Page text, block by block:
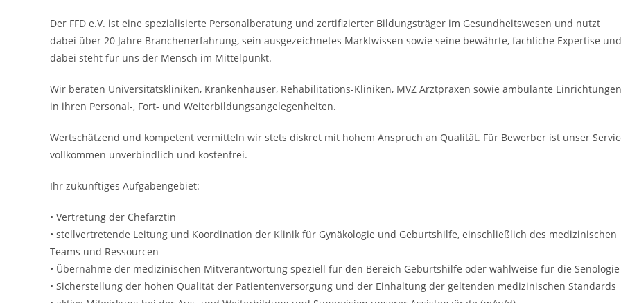
Der FFD e.V. ist eine spezialisierte Personalberatung und zertifizierter Bildungsträger im Gesundheitswesen und nutzt
dabei über 20 Jahre Branchenerfahrung, sein ausgezeichnetes Marktwissen sowie seine bewährte, fachliche Expertise und
dabei steht für uns der Mensch im Mittelpunkt.
Wir beraten Universitätskliniken, Krankenhäuser, Rehabilitations-Kliniken, MVZ Arztpraxen sowie ambulante Einrichtungen
in ihren Personal-, Fort- und Weiterbildungsangelegenheiten.
Wertschätzend und kompetent vermitteln wir stets diskret mit hohem Anspruch an Qualität. Für Bewerber ist unser
vollkommen unverbindlich und kostenfrei.
Ihr zukünftiges Aufgabengebiet:
• Vertretung der Chefärztin
• stellvertretende Leitung und Koordination der Klinik für Gynäkologie und Geburtshilfe, einschließlich des medizinischen
Teams und Ressourcen
• Übernahme der medizinischen Mitverantwortung speziell für den Bereich Geburtshilfe oder wahlweise für die Senologie
• Sicherstellung der hohen Qualität der Patientenversorgung und der Einhaltung der geltenden medizinischen Standards